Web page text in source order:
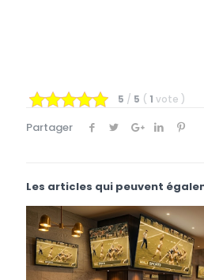
5 / 5 ( 1 vote )
Partager
Les articles qui peuvent